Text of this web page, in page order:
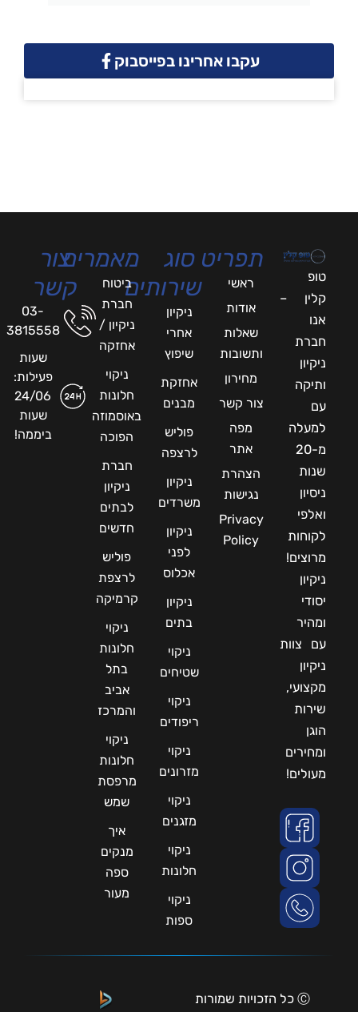
עקבו אחרינו בפייסבוק
טופ
קלין –
אנו
חברת
ניקיון
ותיקה
עם
למעלה
מ-20
שנות
ניסיון
ואלפי
לקוחות
מרוצים!
ניקיון
יסודי
ומהיר
עם צוות
ניקיון
מקצועי,
שירות
הוגן
ומחירים
מעולים!
תפריט
ראשי
אודות
שאלות
ותשובות
מחירון
צור קשר
מפה
אתר
הצהרת
נגישות
Privacy
Policy
סוג
שירותים
ניקיון
אחרי
שיפוץ
אחזקת
מבנים
פוליש
לרצפה
ניקיון
משרדים
ניקיון
לפני
אכלוס
ניקיון
בתים
ניקוי
שטיחים
ניקוי
ריפודים
ניקוי
מזרונים
ניקוי
מזגנים
ניקוי
חלונות
ניקוי
ספות
מאמרים
ביטוח
חברת
ניקיון /
אחזקה
ניקוי
חלונות
באוסמוזה
הפוכה
חברת
ניקיון
לבתים
חדשים
פוליש
לרצפת
קרמיקה
ניקוי
חלונות
בתל
אביב
והמרכז
ניקוי
חלונות
מרפסת
שמש
איך
מנקים
ספה
מעור
צור
קשר
03-
3815558
שעות
פעילות:
24/06
שעות
ביממה!
Ⓒ כל הזכויות שמורות